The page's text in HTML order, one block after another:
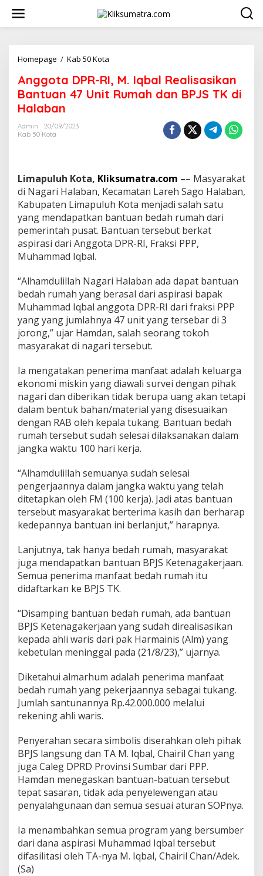
w
Homepage / Kab 50 Kota
g
R
,
M
.
I
q
b
R
e
a
l
i
s
a
i
k
a
n
B
a
n
t
u
n
4
7
U
n
i
R
m
a
h
a
B
P
T
d
l
a
b
a
n
Anggota DPR-RI, M. Iqbal Realisasikan
Bantuan 47 Unit Rumah dan BPJS TK di
Halaban
Admin
20/09/2023
Kab 50 Kota
Limapuluh Kota, Kliksumatra.com –– Masyarakat
di Nagari Halaban, Kecamatan Lareh Sago Halaban,
Kabupaten Limapuluh Kota menjadi salah satu
yang mendapatkan bantuan bedah rumah dari
pemerintah pusat. Bantuan tersebut berkat
aspirasi dari Anggota DPR-RI, Fraksi PPP,
Muhammad Iqbal.
“Alhamdulillah Nagari Halaban ada dapat bantuan
bedah rumah yang berasal dari aspirasi bapak
Muhammad Iqbal anggota DPR-RI dari fraksi PPP
yang yang jumlahnya 47 unit yang tersebar di 3
jorong,” ujar Hamdan, salah seorang tokoh
masyarakat di nagari tersebut.
Ia mengatakan penerima manfaat adalah keluarga
ekonomi miskin yang diawali survei dengan pihak
nagari dan diberikan tidak berupa uang akan tetapi
dalam bentuk bahan/material yang disesuaikan
dengan RAB oleh kepala tukang. Bantuan bedah
rumah tersebut sudah selesai dilaksanakan dalam
jangka waktu 100 hari kerja.
“Alhamdulillah semuanya sudah selesai
pengerjaannya dalam jangka waktu yang telah
ditetapkan oleh FM (100 kerja). Jadi atas bantuan
tersebut masyarakat berterima kasih dan berharap
kedepannya bantuan ini berlanjut,” harapnya.
Lanjutnya, tak hanya bedah rumah, masyarakat
juga mendapatkan bantuan BPJS Ketenagakerjaan.
Semua penerima manfaat bedah rumah itu
didaftarkan ke BPJS TK.
“Disamping bantuan bedah rumah, ada bantuan
BPJS Ketenagakerjaan yang sudah direalisasikan
kepada ahli waris dari pak Harmainis (Alm) yang
kebetulan meninggal pada (21/8/23),” ujarnya.
Diketahui almarhum adalah penerima manfaat
bedah rumah yang pekerjaannya sebagai tukang.
Jumlah santunannya Rp.42.000.000 melalui
rekening ahli waris.
Penyerahan secara simbolis diserahkan oleh pihak
BPJS langsung dan TA M. Iqbal, Chairil Chan yang
juga Caleg DPRD Provinsi Sumbar dari PPP.
Hamdan menegaskan bantuan-batuan tersebut
tepat sasaran, tidak ada penyelewengan atau
penyalahgunaan dan semua sesuai aturan SOPnya.
Ia menambahkan semua program yang bersumber
dari dana aspirasi Muhammad Iqbal tersebut
difasilitasi oleh TA-nya M. Iqbal, Chairil Chan/Adek.
(Sa)